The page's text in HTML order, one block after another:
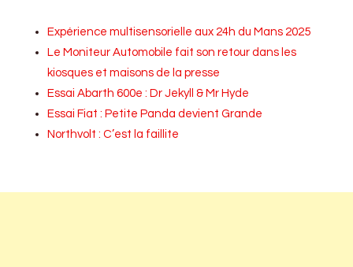
Expérience multisensorielle aux 24h du Mans 2025
Le Moniteur Automobile fait son retour dans les
kiosques et maisons de la presse
Essai Abarth 600e : Dr Jekyll & Mr Hyde
Essai Fiat : Petite Panda devient Grande
Northvolt : C’est la faillite